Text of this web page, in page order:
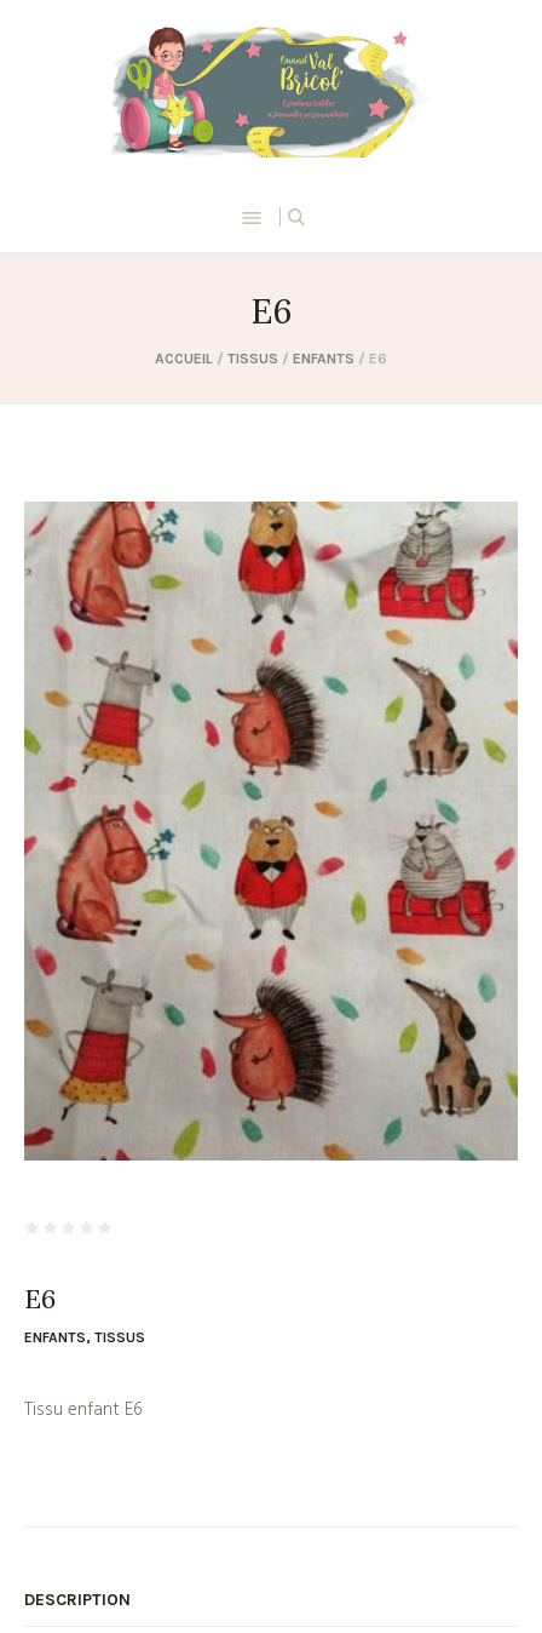
E6
ACCUEIL / TISSUS / ENFANTS / E6
E6
ENFANTS, TISSUS
Tissu enfant E6
DESCRIPTION